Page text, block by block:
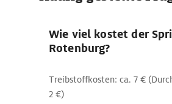
Wie viel kostet der
Rotenburg?
Treibstoffkosten: ca. 7 €
2 €)